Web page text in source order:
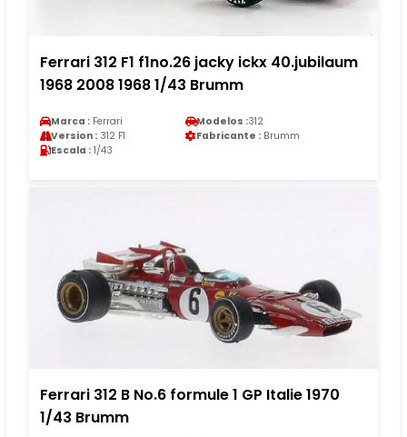
Ferrari 312 F1 f1no.26 jacky ickx 40.jubilaum
1968 2008 1968 1/43 Brumm
Marca : Ferrari Modelos :312
Version : 312 F1 Fabricante : Brumm
Escala : 1/43
Ferrari 312 B No.6 formule 1 GP Italie 1970
1/43 Brumm